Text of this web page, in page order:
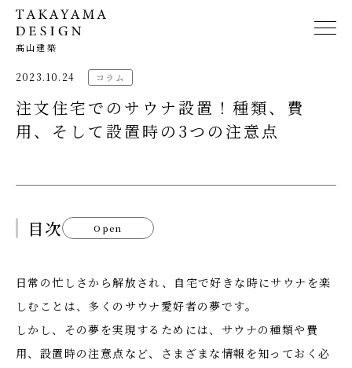
髙山建築
2023.10.24 コラム
注文住宅でのサウナ設置！種類、費
用、そして設置時の3つの注意点
目次 Open
日常の忙しさから解放され、自宅で好きな時にサウナを楽
しむことは、多くのサウナ愛好者の夢です。
しかし、その夢を実現するためには、サウナの種類や費
用、設置時の注意点など、さまざまな情報を知っておく必